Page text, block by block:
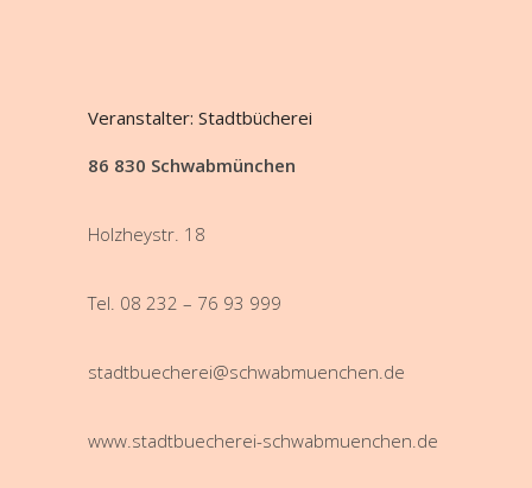
Veranstalter: Stadtbücherei
86 830 Schwabmünchen
Holzheystr. 18
Tel. 08 232 – 76 93 999
stadtbuecherei@schwabmuenchen.de
www.stadtbuecherei-schwabmuenchen.de